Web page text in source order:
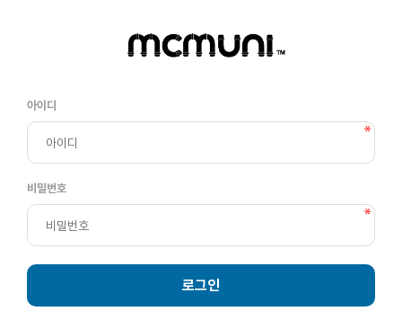
아이디
비밀번호
로그인